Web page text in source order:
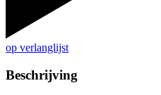
op verlanglijst
Beschrijving